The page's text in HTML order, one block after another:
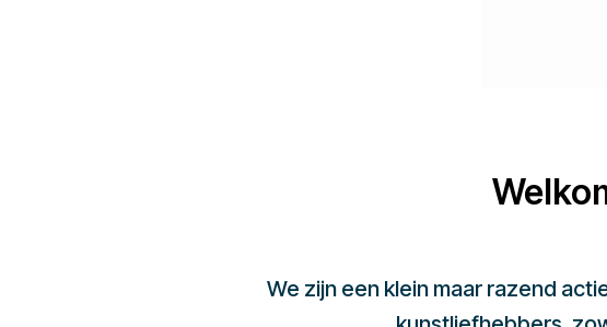
We zijn een klein maar razend